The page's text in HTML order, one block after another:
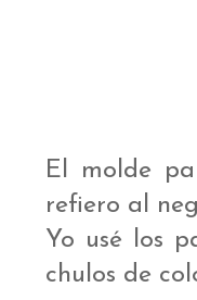
El molde
refiero al
Yo usé los
chulos de